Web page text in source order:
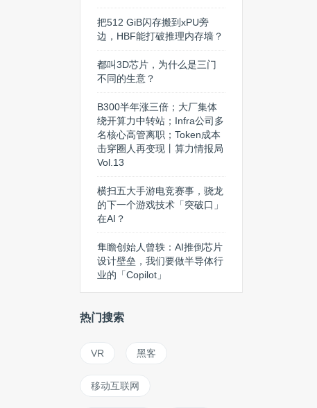
把512 GiB闪存搬到xPU旁
边，HBF能打破推理内存墙？
都叫3D芯片，为什么是三门
不同的生意？
B300半年涨三倍；大厂集体
绕开算力中转站；Infra公司多
名核心高管离职；Token成本
击穿圈人再变现丨算力情报局
Vol.13
横扫五大手游电竞赛事，骁龙
的下一个游戏技术「突破口」
在AI？
隼瞻创始人曾轶：AI推倒芯片
设计壁垒，我们要做半导体行
业的「Copilot」
热门搜索
VR 黑客
移动互联网